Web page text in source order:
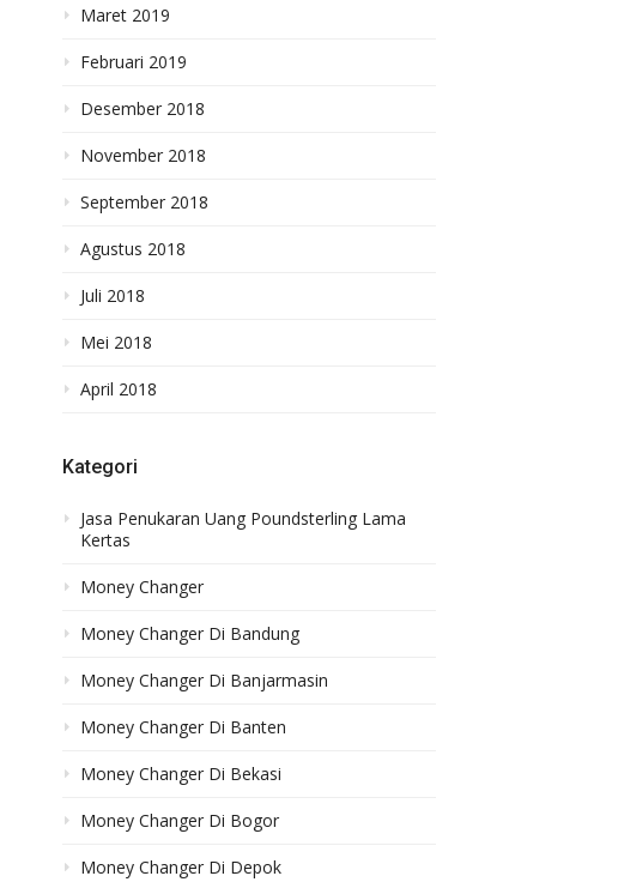
Maret 2019
Februari 2019
Desember 2018
November 2018
September 2018
Agustus 2018
Juli 2018
Mei 2018
April 2018
Kategori
Jasa Penukaran Uang Poundsterling Lama
Kertas
Money Changer
Money Changer Di Bandung
Money Changer Di Banjarmasin
Money Changer Di Banten
Money Changer Di Bekasi
Money Changer Di Bogor
Money Changer Di Depok